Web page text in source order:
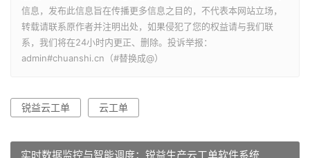
信息，发布此信息旨在传播更多信息之目的，不代表本网站立场，
转载请联系原作者并注明出处，如果侵犯了您的权益请与我们联
系，我们将在24小时内更正、删除。投诉举报：
admin#chuanshi.cn（#替换成@）
锐益云工单 云工单
实时数据监控与智能调度：锐益生产云工单软件系统